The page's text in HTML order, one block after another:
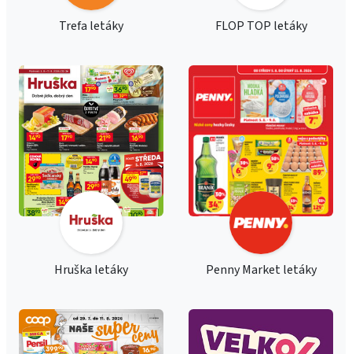
Trefa letáky FLOP TOP letáky
Hruška letáky Penny Market letáky